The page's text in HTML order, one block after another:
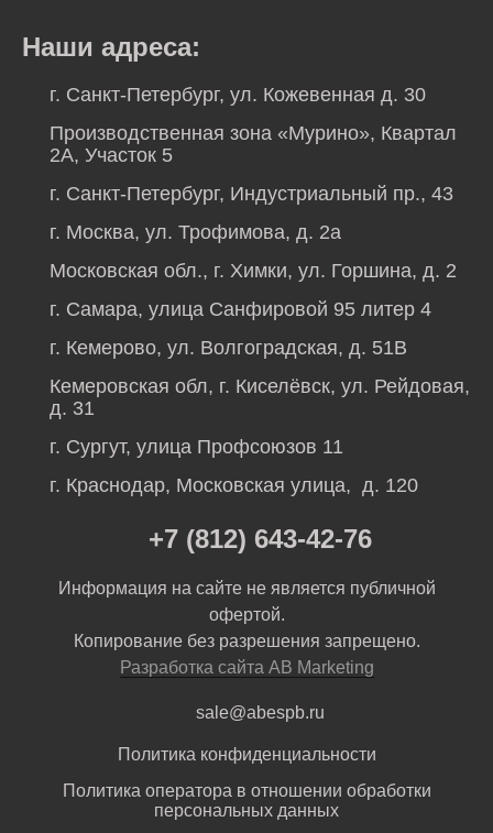
Наши адреса:
г. Санкт-Петербург, ул. Кожевенная д. 30
Производственная зона «Мурино», Квартал
2А, Участок 5
г. Санкт-Петербург, Индустриальный пр., 43
г. Москва, ул. Трофимова, д. 2а
Московская обл., г. Химки, ул. Горшина, д. 2
г. Самара, улица Санфировой 95 литер 4
г. Кемерово, ул. Волгоградская, д. 51В
Кемеровская обл, г. Киселёвск, ул. Рейдовая,
д. 31
г. Сургут, улица Профсоюзов 11
г. Краснодар, Московская улица, д. 120
+7 (812) 643-42-76
Информация на сайте не является публичной
офертой.
Копирование без разрешения запрещено.
Разработка сайта AB Marketing
sale@abespb.ru
Политика конфиденциальности
Политика оператора в отношении обработки
персональных данных